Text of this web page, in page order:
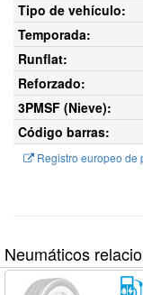
Tipo de vehículo:
Temporada:
Runflat:
Reforzado:
3PMSF (Nieve):
Código barras:
Registro europeo de
Neumáticos